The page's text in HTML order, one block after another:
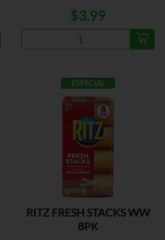
$3.99
ESPECIAL
RITZ FRESH STACKS WW
8PK